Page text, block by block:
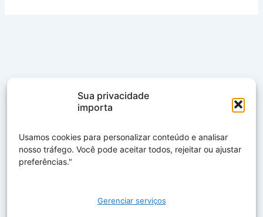
Sua privacidade
importa
Usamos cookies para personalizar conteúdo e analisar
nosso tráfego. Você pode aceitar todos, rejeitar ou ajustar
preferências."
Gerenciar serviços